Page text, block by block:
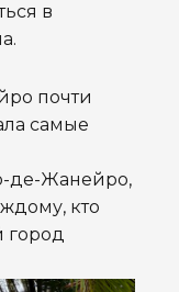
в
почти
самые
де-Жанейро,
кто
город